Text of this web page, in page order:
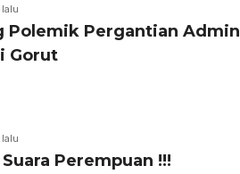
Polemik Pergantian Admin
Gorut
Perempuan !!!